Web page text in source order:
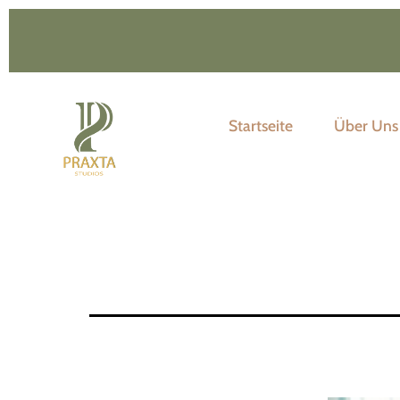
Startseite Über Uns